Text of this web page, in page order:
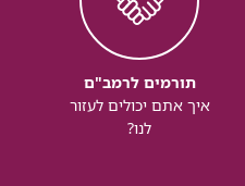
תורמים לרמב"ם
איך אתם יכולים לעזור
לנו?